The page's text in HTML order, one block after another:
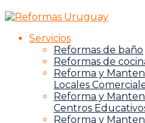
Servicios
Reformas de baño
Reformas de
Reforma y
Locales
Reforma y
Centros
Reforma y